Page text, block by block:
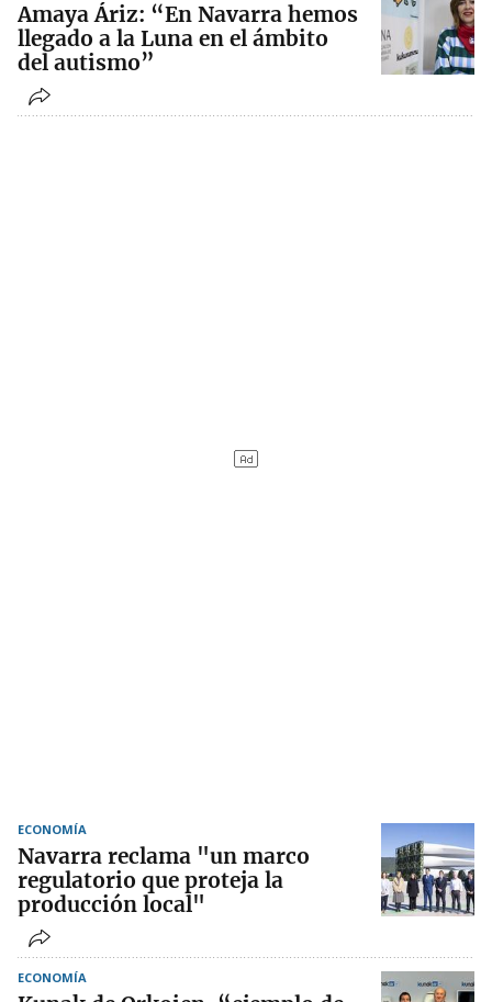
Amaya Áriz: “En Navarra hemos
llegado a la Luna en el ámbito
del autismo”
ECONOMÍA
Navarra reclama "un marco
regulatorio que proteja la
producción local"
ECONOMÍA